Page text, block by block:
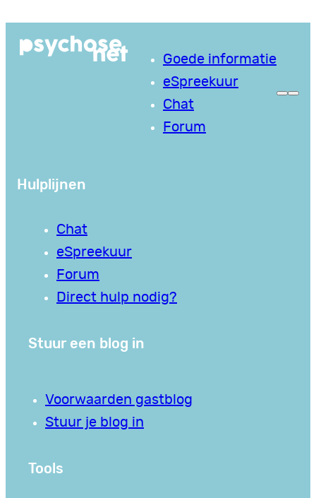
naar
Goede informatie
eSpreekuur
Chat
Forum
Hulplijnen
Chat
eSpreekuur
Forum
Direct hulp nodig?
Stuur een blog in
Voorwaarden gastblog
Stuur je blog in
Tools